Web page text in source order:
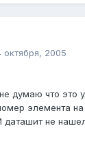
октября, 2005
думаю что это
элемента на
не